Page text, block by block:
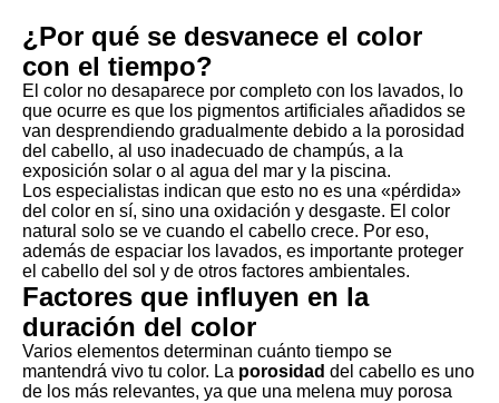
¿Por qué se desvanece el color
con el tiempo?
El color no desaparece por completo con los lavados, lo
que ocurre es que los pigmentos artificiales añadidos se
van desprendiendo gradualmente debido a la porosidad
del cabello, al uso inadecuado de champús, a la
exposición solar o al agua del mar y la piscina.
Los especialistas indican que esto no es una «pérdida»
del color en sí, sino una oxidación y desgaste. El color
natural solo se ve cuando el cabello crece. Por eso,
además de espaciar los lavados, es importante proteger
el cabello del sol y de otros factores ambientales.
Factores que influyen en la
duración del color
Varios elementos determinan cuánto tiempo se
mantendrá vivo tu color. La porosidad del cabello es uno
de los más relevantes, ya que una melena muy porosa